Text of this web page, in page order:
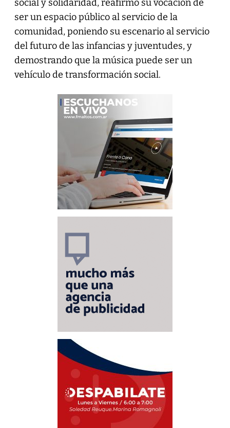
social y solidaridad, reafirmó su vocación de
ser un espacio público al servicio de la
comunidad, poniendo su escenario al servicio
del futuro de las infancias y juventudes, y
demostrando que la música puede ser un
vehículo de transformación social.